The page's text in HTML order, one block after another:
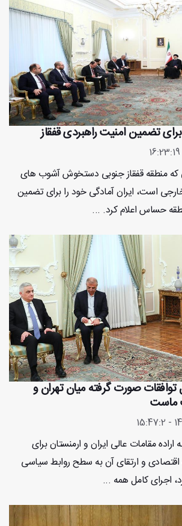
برای تضمین امنیت راهبردی قفقاز
که منطقه قفقاز جنوبی دستخوش آشوب های
است، ایران آمادگی خود را برای تضمین
حساس اعلام کرد. ...
صورت گرفته میان تهران و
ماست
اراده مقامات عالی ایران و ارمنستان برای
و ارتقای آن به سطح روابط سیاسی
اجرای کامل همه ...